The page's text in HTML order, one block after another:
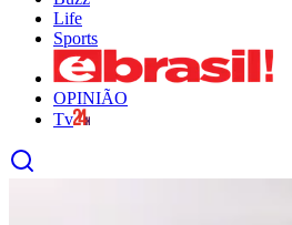
Life
Sports
OPINIÃO
Tv